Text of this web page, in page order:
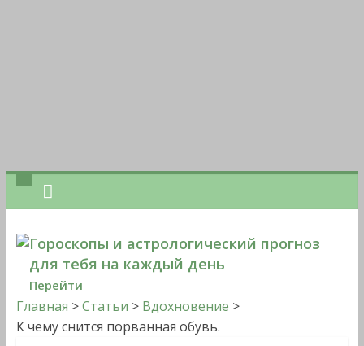
Гороскопы и астрологический прогноз
для тебя на каждый день
Перейти
Главная >Статьи > Вдохновение >
К чему снится порванная обувь.